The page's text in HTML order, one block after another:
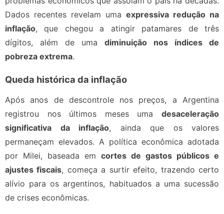
Dados recentes revelam uma expressiva redução na
inflação, que chegou a atingir patamares de três
dígitos, além de uma diminuição nos índices de
pobreza extrema.
Queda histórica da inflação
Após anos de descontrole nos preços, a Argentina
registrou nos últimos meses uma desaceleração
significativa da inflação, ainda que os valores
permaneçam elevados. A política econômica adotada
por Milei, baseada em cortes de gastos públicos e
ajustes fiscais, começa a surtir efeito, trazendo certo
alívio para os argentinos, habituados a uma sucessão
de crises econômicas.